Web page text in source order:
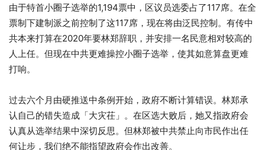
由于特首小圈子选举的1,194票中，区议员选委占了117席。在全
票制下建制派之前控制了这117席，现在将由泛民控制。有传中
共本来打算在2020年要林郑辞职，并安排一名民意相对较高的
人上任。但现在中共更难操控小圈子选举，使其如意算盘更难
打响。
过去六个月由硬推送中条例开始，政府不断计算错误。林郑承
认自己的错失造成「大灾茌」。在区选大败后，她又指政府会
认真从选举结果中深切反思。但林郑被中共禁止向市民作出任
何让步，我们绝不能指望政府会作出改善。